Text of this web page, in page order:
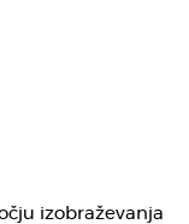
izobraževanja